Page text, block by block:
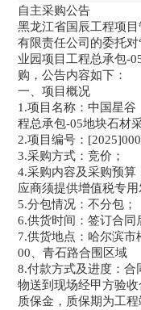
自主采购公告
黑龙江省国辰工程项
有限责任公司的委托
业园项目工程总承包-
购，公告内容如下：
一、项目概况
1.项目名称：中国星
程总承包-05地块石材
2.项目编号：
3.采购方式：竞价；
4.采购内容及采购预算
应商须提供增值税专
5.分包情况：不分包；
6.供货时间：签订合同
7.供货地点：哈尔滨市
00、青石路合围区域
8.付款方式及进度：
物送到现场经甲方验
质保金，质保期为工